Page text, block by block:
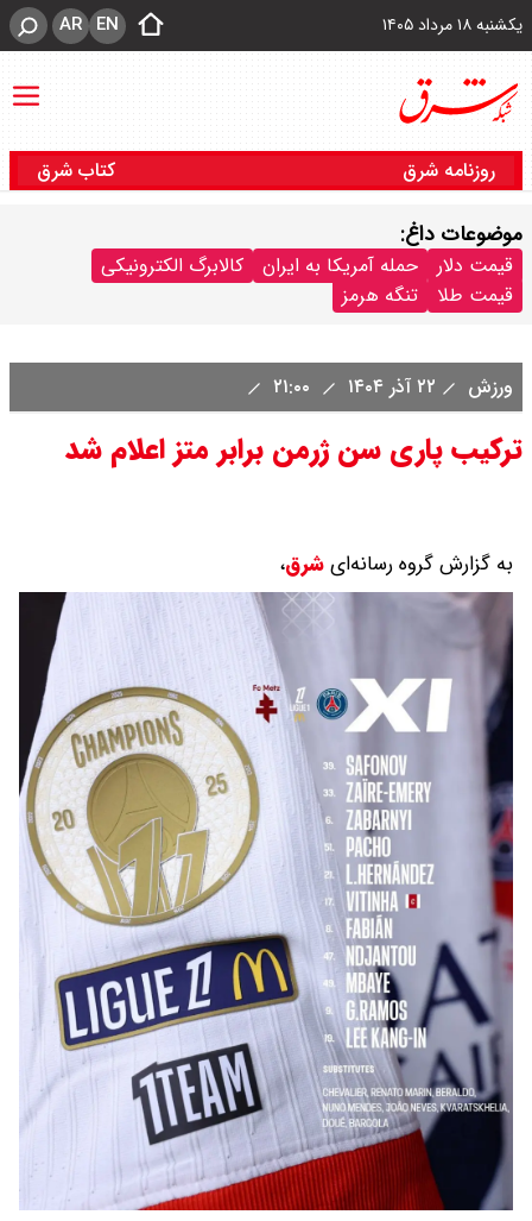
یکشنبه ۱۸ مرداد ۱۴۰۵ EN
AR
روزنامه شرق کتاب شرق
موضوعات داغ:
قیمت دلار حمله آمریکا به ایران
کالابرگ الکترونیکی
قیمت طلا
تنگه هرمز
ورزش ۲۲ آذر ۱۴۰۴
ترکیب پاری سن ژرمن برابر متز اعلام شد
به گزارش گروه رسانه‌ایشرق،